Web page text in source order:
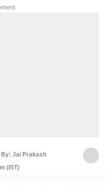
By: Jai Prakash
(IST)